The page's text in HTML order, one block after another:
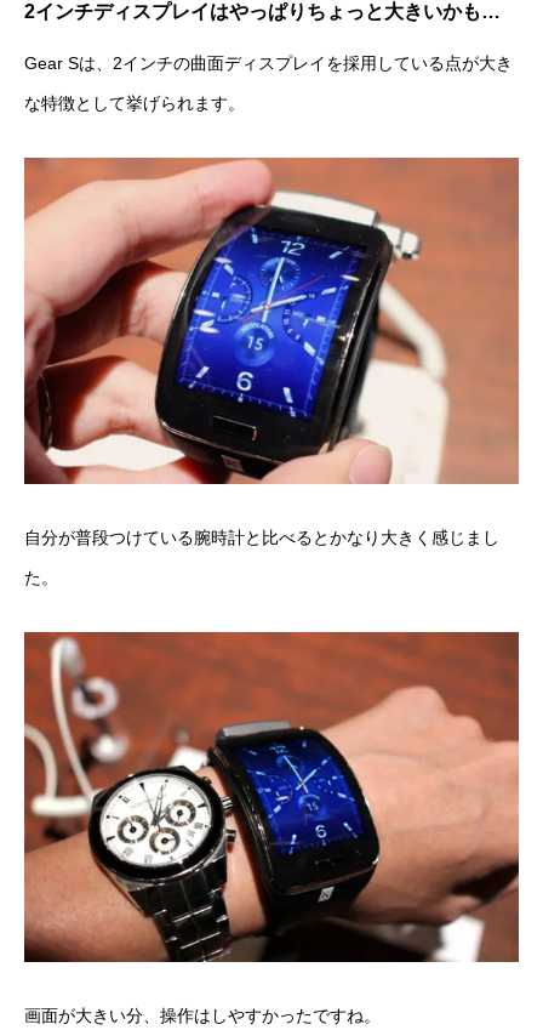
2インチディスプレイはやっぱりちょっと大きいかも…
Gear Sは、2インチの曲面ディスプレイを採用している点が大き
な特徴として挙げられます。
自分が普段つけている腕時計と比べるとかなり大きく感じまし
た。
画面が大きい分、操作はしやすかったですね。